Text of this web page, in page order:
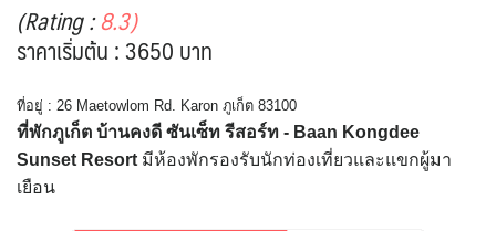
(Rating :8.3)
ราคาเริ่มต้น : 3650 บาท
ที่อยู่ : 26 Maetowlom Rd. Karon ภูเก็ต 83100
ที่พักภูเก็ต บ้านคงดี ซันเซ็ท รีสอร์ท - Baan Kongdee
Sunset Resort มีห้องพักรองรับนักท่องเที่ยวและแขกผู้มา
เยือน